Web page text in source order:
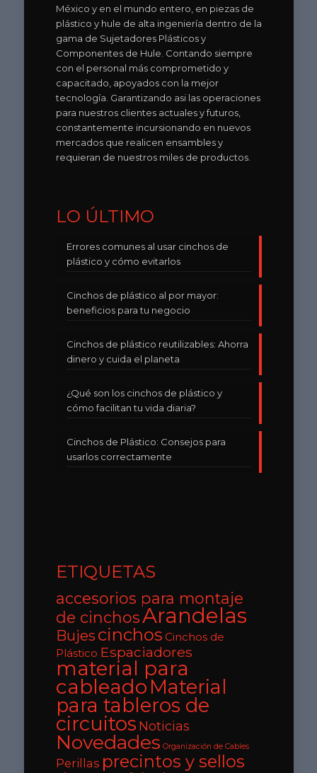
México y en el mundo entero, en piezas de
plástico y hule de alta ingeniería dentro de la
gama de Sujetadores Plásticos y
Componentes de Hule. Contando siempre
con el personal más comprometido y
capacitado, apoyados con la mejor
tecnología. Garantizando asi las operaciones
para nuestros clientes actuales y futuros,
constantemente incursionando en nuevos
mercados que realicen ensambles y
requieran de nuestros miles de productos.
LO ÚLTIMO
Errores comunes al usar cinchos de
plástico y cómo evitarlos
Cinchos de plástico al por mayor:
beneficios para tu negocio
Cinchos de plástico reutilizables: Ahorra
dinero y cuida el planeta
¿Qué son los cinchos de plástico y
cómo facilitan tu vida diaria?
Cinchos de Plástico: Consejos para
usarlos correctamente
ETIQUETAS
accesorios para montaje
de cinchosArandelas
Bujes cinchos Cinchos de
Plástico Espaciadores
material para
cableadoMaterial
para tableros de
circuitos Noticias
Novedades Organización de Cables
Perillas precintos y sellos